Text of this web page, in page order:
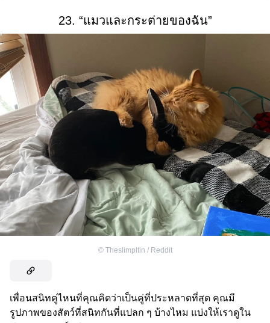
23. “แมวและกระต่ายของฉัน”
© Theslimpltin / Reddit
เพื่อนสนิทคู่ไหนที่คุณคิดว่าเป็นคู่ที่ประหลาดที่สุด คุณมี
รูปภาพของสัตว์ที่สนิทกันที่แปลก ๆ บ้างไหม แบ่งให้เราดูใน